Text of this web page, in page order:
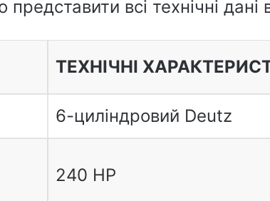
всі технічні дані
ТЕХНІЧНІ
6-циліндровий Deutz
240 HP